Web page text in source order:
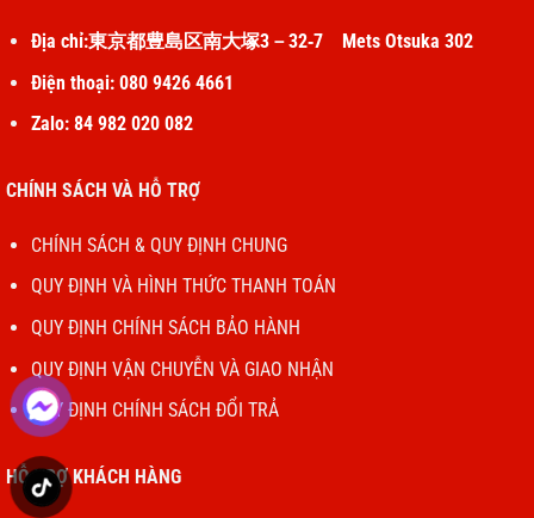
Địa chỉ:東京都豊島区南大塚3－32‐7 Mets Otsuka 302
Điện thoại: 080 9426 4661
Zalo: 84 982 020 082
CHÍNH SÁCH VÀ HỖ TRỢ
CHÍNH SÁCH & QUY ĐỊNH CHUNG
QUY ĐỊNH VÀ HÌNH THỨC THANH TOÁN
QUY ĐỊNH CHÍNH SÁCH BẢO HÀNH
QUY ĐỊNH VẬN CHUYỄN VÀ GIAO NHẬN
QUY ĐỊNH CHÍNH SÁCH ĐỔI TRẢ
HỖ TRỢ KHÁCH HÀNG